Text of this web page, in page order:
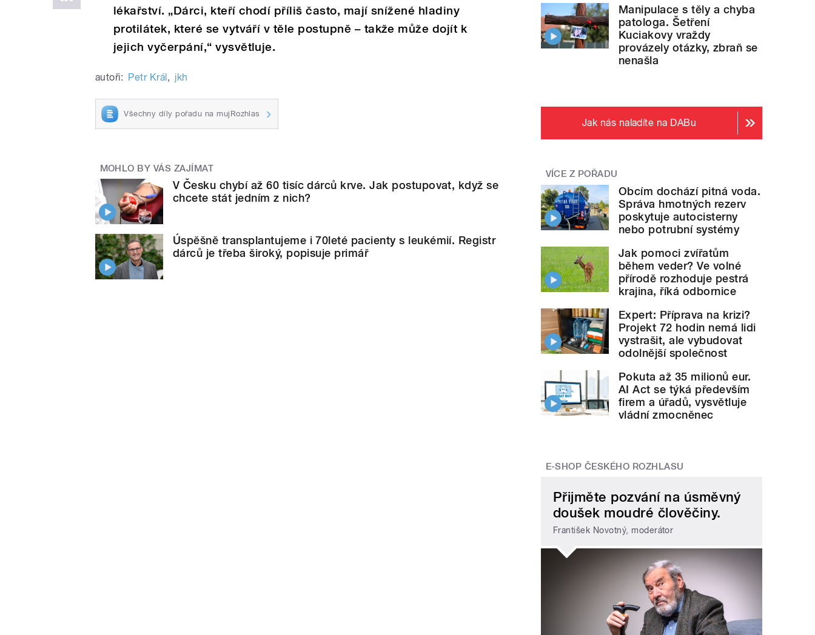
lékařství. „Dárci, kteří chodí příliš často, mají snížené hladiny
protilátek, které se vytváří v těle postupně – takže může dojít k
jejich vyčerpání,“ vysvětluje.
autoři: Petr Král, jkh
Všechny díly pořadu na mujRozhlas
MOHLO BY VÁS ZAJÍMAT
V Česku chybí až 60 tisíc dárců krve. Jak postupovat, když se
chcete stát jedním z nich?
Úspěšně transplantujeme i 70leté pacienty s leukémií. Registr
dárců je třeba široký, popisuje primář
Manipulace s těly a chyba
patologa. Šetření
Kuciakovy vraždy
provázely otázky, zbraň se
nenašla
Jak nás naladíte na DABu
VÍCE Z POŘADU
Obcím dochází pitná voda.
Správa hmotných rezerv
poskytuje autocisterny
nebo potrubní systémy
Jak pomoci zvířatům
během veder? Ve volné
přírodě rozhoduje pestrá
krajina, říká odbornice
Expert: Příprava na krizi?
Projekt 72 hodin nemá lidi
vystrašit, ale vybudovat
odolnější společnost
Pokuta až 35 milionů eur.
AI Act se týká především
firem a úřadů, vysvětluje
vládní zmocněnec
E-SHOP ČESKÉHO ROZHLASU
Přijměte pozvání na úsměvný
doušek moudré člověčiny.
František Novotný, moderátor